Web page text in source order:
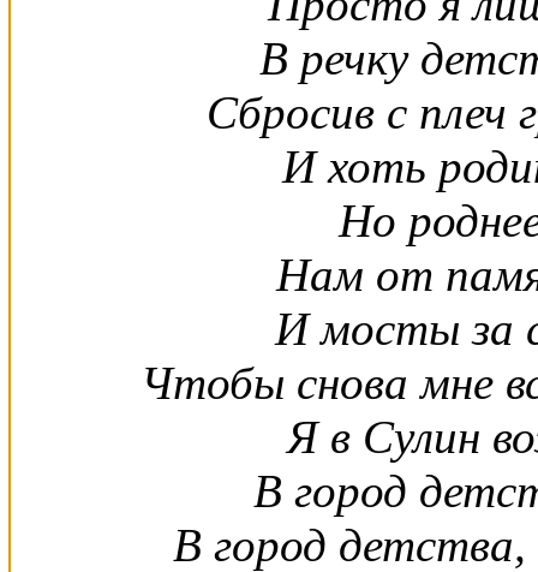
В речку
Сбросив с
И хоть
Но
Нам от
И мосты за
Чтобы снова мне
Я в Сулин
В город
В город